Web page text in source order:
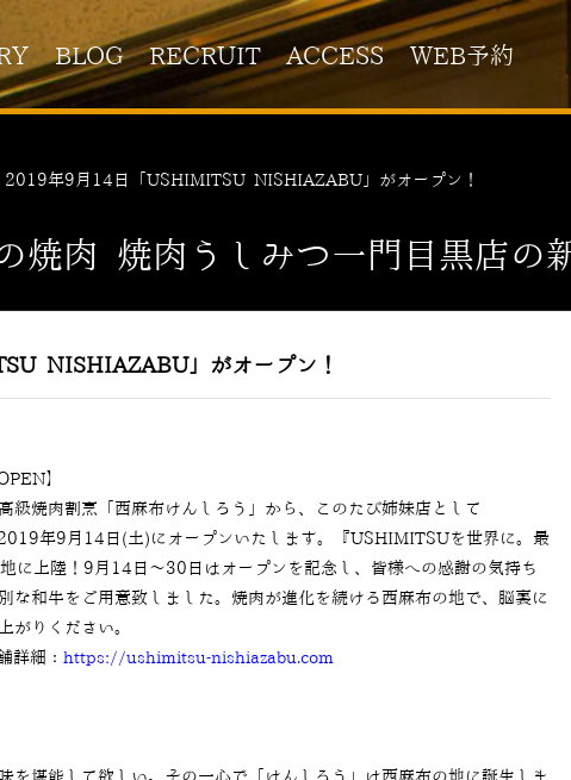
BLOG RECRUIT ACCESS WEB予約
2019年9月14日「USHIMITSU NISHIAZABU」がオープン！
焼肉 焼肉うしみつ一門目黒店の
NISHIAZABU」がオープン！
】
級焼肉割烹「西麻布けんしろう」から、このたび姉妹店として
年9月14日(土)にオープンいたします。『USHIMITSUを世界に。最
に上陸！9⽉14⽇〜30⽇はオープンを記念し、皆様への感謝の気持ち
な和牛をご用意致しました。焼肉が進化を続ける西麻布の地で、脳裏に
がりください。
詳細： https://ushimitsu-nishiazabu.com